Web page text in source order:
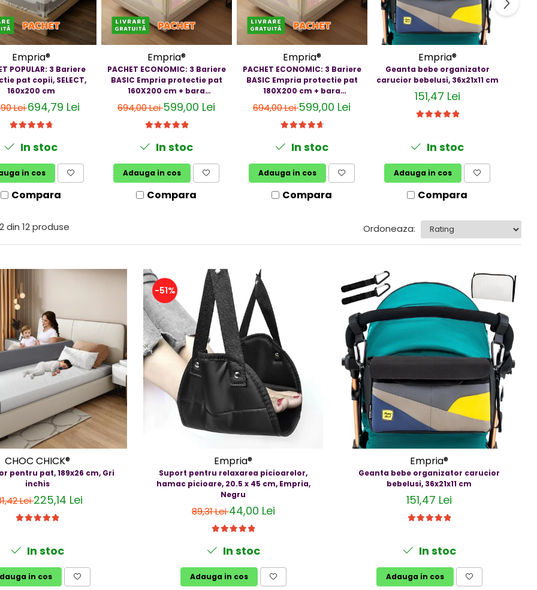
Empria®
POPULAR: 3 Bariere
pat copii, SELECT,
160x200 cm
Lei694,79 Lei
In stoc
in cos
Compara
Empria®
PACHET ECONOMIC: 3 Bariere
BASIC Empria protectie pat
160X200 cm + bara
stabilizatoare
694,00 Lei599,00 Lei
In stoc
Adauga in cos
Compara
Empria®
PACHET ECONOMIC: 3 Bariere
BASIC Empria protectie pat
180X200 cm + bara
stabilizatoare
694,00 Lei599,00 Lei
In stoc
Adauga in cos
Compara
Empria®
Geanta bebe organizator
carucior bebelusi, 36x21x11 cm
151,47 Lei
In stoc
Adauga in cos
Compara
din 12 produse Ordoneaza:
CHOC CHICK®
pentru pat, 189x26 cm, Gri
inchis
Lei225,14 Lei
In stoc
in cos
-51%
Empria®
Suport pentru relaxarea picioarelor,
hamac picioare, 20.5 x 45 cm, Empria,
Negru
89,31 Lei44,00 Lei
In stoc
Adauga in cos
Empria®
Geanta bebe organizator carucior
bebelusi, 36x21x11 cm
151,47 Lei
In stoc
Adauga in cos